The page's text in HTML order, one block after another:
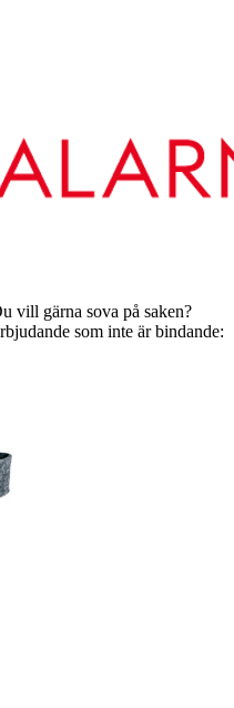
vill gärna sova på saken?
som inte är bindande: